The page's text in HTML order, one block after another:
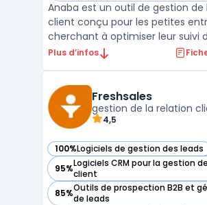
Anaba est un outil de gestion de
client conçu pour les petites
cherchant à optimiser leur suivi
et à améliorer leurs
permet une prise en main rapide
efficace, re ...
Plus d’infos
Freshsales
gestion de la relation
4,5
100%Logiciels de gestion des leads
— voir Freshsales dans cette
95%Logiciels CRM pour la gestion
client
— voir Freshsales dans cette
85%Outils de prospection B2B et
de leads
— voir Freshsales dans cette